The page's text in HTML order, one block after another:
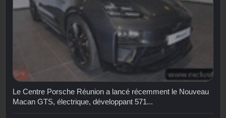
Le Centre Porsche Réunion a lancé récemment le Nouveau
Macan GTS, électrique, développant 571...